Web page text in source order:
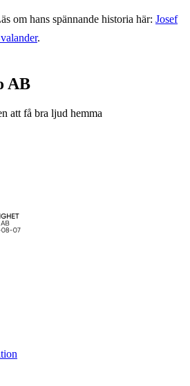
om hans spännande historia här: Josef
.
AB
att få bra ljud hemma